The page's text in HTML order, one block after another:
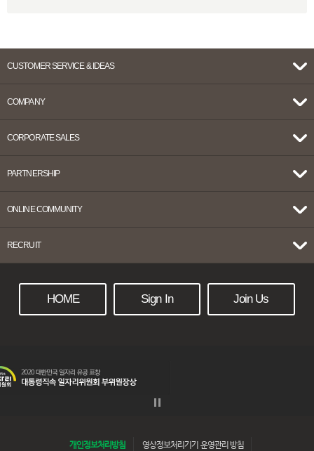
CUSTOMER SERVICE & IDEAS
COMPANY
CORPORATE SALES
PARTNERSHIP
ONLINE COMMUNITY
RECRUIT
HOME Sign In Join Us
개인정보처리방침 영상정보처리기기 운영관리 방침